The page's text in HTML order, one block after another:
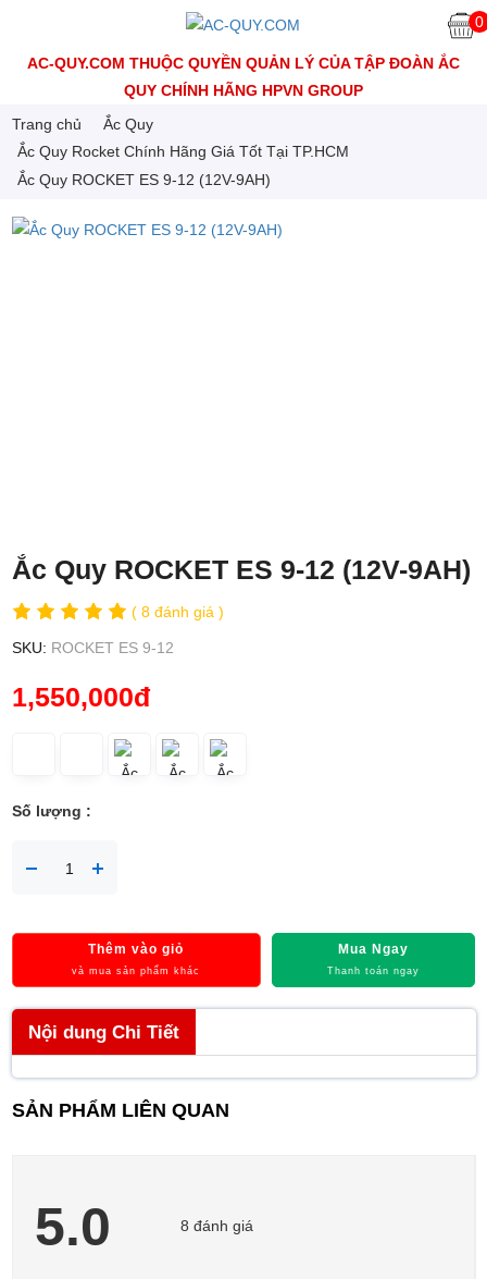
0
AC-QUY.COM THUỘC QUYỀN QUẢN LÝ CỦA TẬP ĐOÀN ẮC
QUY CHÍNH HÃNG HPVN GROUP
Trang chủ
Ắc Quy
Ắc Quy Rocket Chính Hãng Giá Tốt Tại TP.HCM
Ắc Quy ROCKET ES 9-12 (12V-9AH)
Ắc Quy ROCKET ES 9-12 (12V-9AH)
( 8 đánh giá )
SKU: ROCKET ES 9-12
1,550,000đ
Số lượng :
Thêm vào giỏ
và mua sản phẩm khác
Mua Ngay
Thanh toán ngay
Nội dung Chi Tiết
SẢN PHẨM LIÊN QUAN
5.0 8 đánh giá